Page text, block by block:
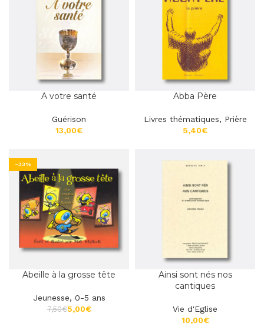
A votre santé
Guérison
€
Abba Père
Livres thématiques, Prière
€
-33%
Abeille à la grosse tête
Jeunesse, 0-5 ans
7,50€5,00€
Ainsi sont nés nos
cantiques
Vie d'Eglise
€